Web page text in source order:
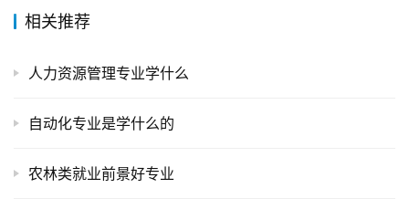
相关推荐
人力资源管理专业学什么
自动化专业是学什么的
农林类就业前景好专业